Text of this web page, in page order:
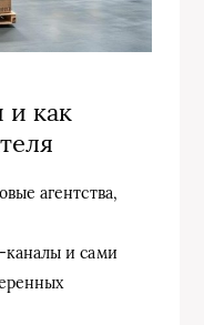
и как
агентства,
каналы и сами